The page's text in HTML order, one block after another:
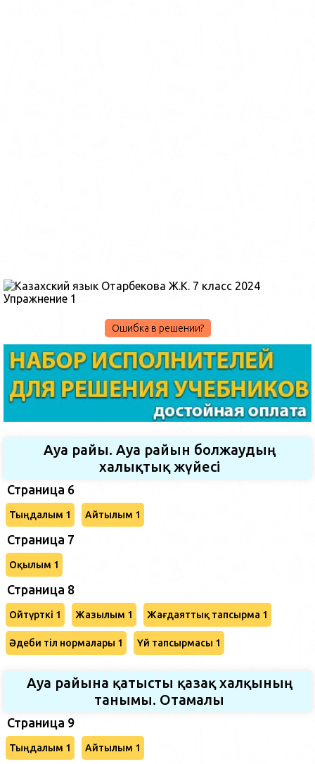
Ошибка в решении?
Ауа райы. Ауа райын болжаудың
халықтық жүйесі
Страница 6
Тыңдалым 1 Айтылым 1
Страница 7
Оқылым 1
Страница 8
Ойтүрткі 1 Жазылым 1 Жағдаяттық тапсырма 1
Әдеби тіл нормалары 1 Үй тапсырмасы 1
Ауа райына қатысты қазақ халқының
танымы. Отамалы
Страница 9
Тыңдалым 1 Айтылым 1